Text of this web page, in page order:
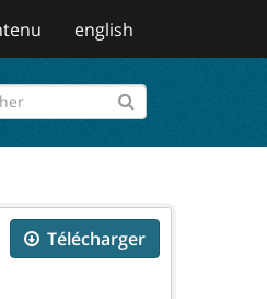
english
Télécharger